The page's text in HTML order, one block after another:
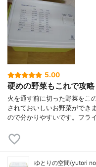
5.00
硬めの野菜もこれで攻略
火を通す前に切った野菜をこ
されておいしいお野菜ができ
ので分かりやすいです。フラ
ゆとりの空間(yutori